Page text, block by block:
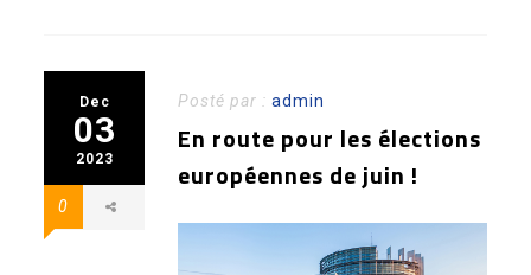
Dec
03
2023
0
Posté par :admin
En route pour les élections
européennes de juin !